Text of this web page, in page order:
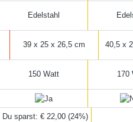
Edelstahl
39 x 25 x 26,5 cm 40,5 x
150 Watt 170
Du sparst: € 22,00 (24%)